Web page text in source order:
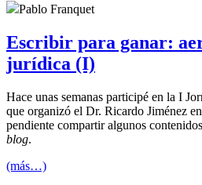
Pablo Franquet
Escribir para ganar:
jurídica (I)
Hace unas semanas participé en la I
que organizó el Dr. Ricardo Jiménez
pendiente compartir algunos
blog.
(más…)